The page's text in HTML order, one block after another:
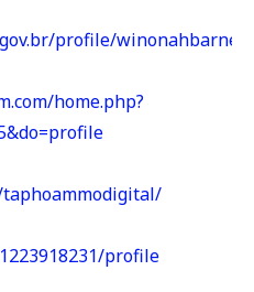
profile/
home.php?
profile